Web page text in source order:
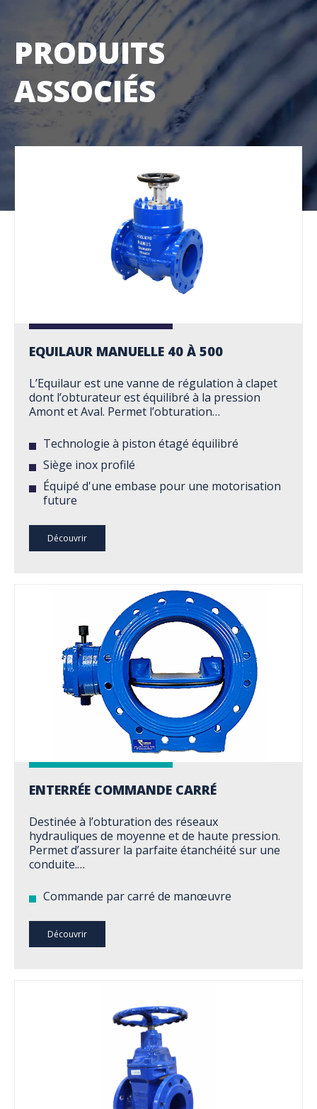
PRODUITS
ASSOCIÉS
EQUILAUR MANUELLE 40 À 500
L’Equilaur est une vanne de régulation à clapet
dont l’obturateur est équilibré à la pression
Amont et Aval. Permet l’obturation…
Technologie à piston étagé équilibré
Siège inox profilé
Équipé d'une embase pour une motorisation
future
Découvrir
ENTERRÉE COMMANDE CARRÉ
Destinée à l’obturation des réseaux
hydrauliques de moyenne et de haute pression.
Permet d’assurer la parfaite étanchéité sur une
conduite.…
Commande par carré de manœuvre
Découvrir